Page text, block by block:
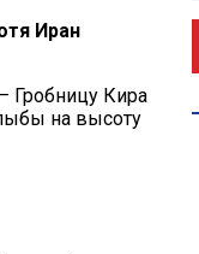
Иран
Гробницу Кира
на высоту